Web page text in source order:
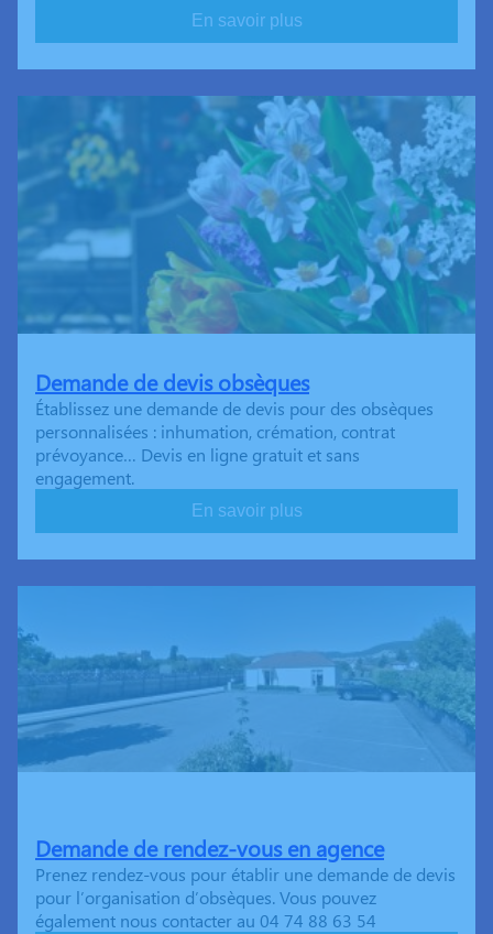
En savoir plus
Demande de devis obsèques
Établissez une demande de devis pour des obsèques
personnalisées : inhumation, crémation, contrat
prévoyance… Devis en ligne gratuit et sans
engagement.
En savoir plus
Demande de rendez-vous en agence
Prenez rendez-vous pour établir une demande de devis
pour l’organisation d’obsèques. Vous pouvez
également nous contacter au 04 74 88 63 54